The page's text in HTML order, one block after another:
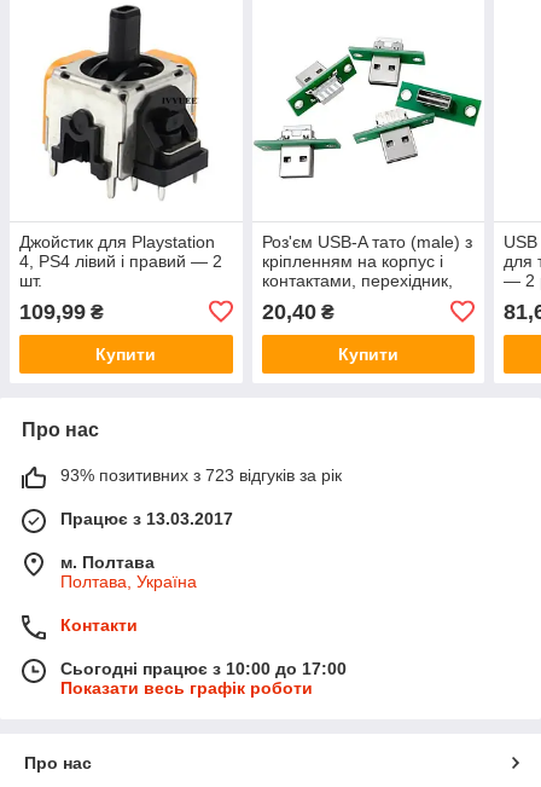
Джойстик для Playstation
4, PS4 лівий і правий — 2
шт.
109,99 ₴
Купити
Роз'єм USB-A тато (male) з
кріпленням на корпус і
контактами, перехідник,
20,40₴
Купити
для
— 2
Про нас
93% позитивних з 723 відгуків за рік
Працює з 13.03.2017
м. Полтава
Полтава, Україна
Контакти
Сьогодні працює з 10:00 до 17:00
Показати весь графік роботи
Про нас